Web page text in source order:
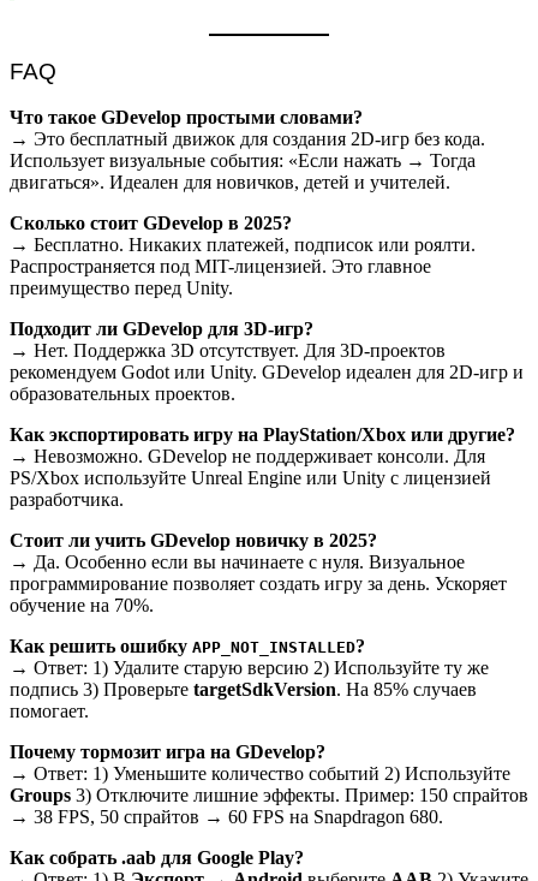
FAQ
Что такое GDevelop простыми словами?
→ Это бесплатный движок для создания 2D-игр без кода.
Использует визуальные события: «Если нажать → Тогда
двигаться». Идеален для новичков, детей и учителей.
Сколько стоит GDevelop в 2025?
→ Бесплатно. Никаких платежей, подписок или роялти.
Распространяется под MIT-лицензией. Это главное
преимущество перед Unity.
Подходит ли GDevelop для 3D-игр?
→ Нет. Поддержка 3D отсутствует. Для 3D-проектов
рекомендуем Godot или Unity. GDevelop идеален для 2D-игр и
образовательных проектов.
Как экспортировать игру на PlayStation/Xbox или другие?
→ Невозможно. GDevelop не поддерживает консоли. Для
PS/Xbox используйте Unreal Engine или Unity с лицензией
разработчика.
Стоит ли учить GDevelop новичку в 2025?
→ Да. Особенно если вы начинаете с нуля. Визуальное
программирование позволяет создать игру за день. Ускоряет
обучение на 70%.
Как решить ошибку APP_NOT_INSTALLED?
→ Ответ: 1) Удалите старую версию 2) Используйте ту же
подпись 3) Проверьте targetSdkVersion. На 85% случаев
помогает.
Почему тормозит игра на GDevelop?
→ Ответ: 1) Уменьшите количество событий 2) Используйте
Groups 3) Отключите лишние эффекты. Пример: 150 спрайтов
→ 38 FPS, 50 спрайтов → 60 FPS на Snapdragon 680.
Как собрать .aab для Google Play?